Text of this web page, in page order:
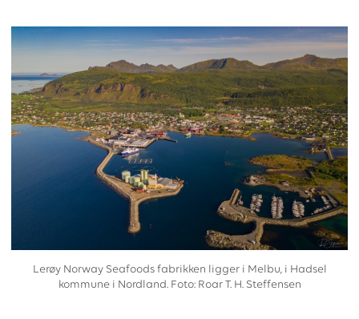
Lerøy Norway Seafoods fabrikken ligger i Melbu, i Hadsel
kommune i Nordland. Foto: Roar T. H. Steffensen